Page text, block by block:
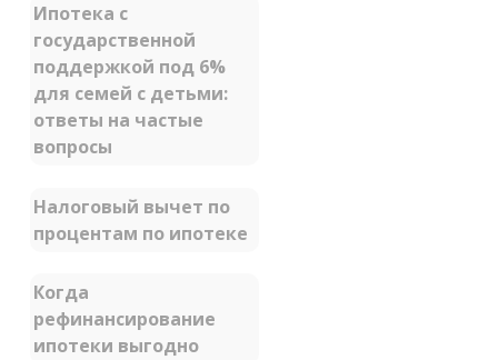
Ипотека с
государственной
поддержкой под 6%
для семей с детьми:
ответы на частые
вопросы
Налоговый вычет по
процентам по ипотеке
Когда
рефинансирование
ипотеки выгодно